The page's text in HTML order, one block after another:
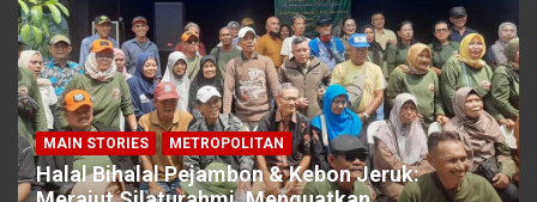
MAIN STORIES METROPOLITAN
Halal Bihalal Pejambon & Kebon Jeruk: